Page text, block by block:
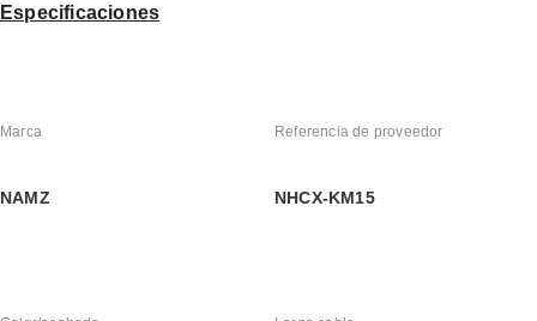
Especificaciones
Marca
NAMZ
Referencia de proveedor
NHCX-KM15